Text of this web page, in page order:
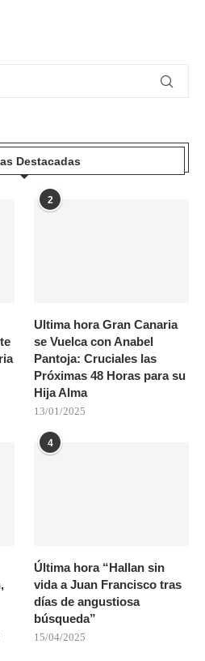
Destacadas
2
Ultima hora Gran Canaria
se Vuelca con Anabel
Pantoja: Cruciales las
Próximas 48 Horas para su
Hija Alma
13/01/2025
4
Última hora “Hallan sin
vida a Juan Francisco tras
días de angustiosa
búsqueda”
15/04/2025